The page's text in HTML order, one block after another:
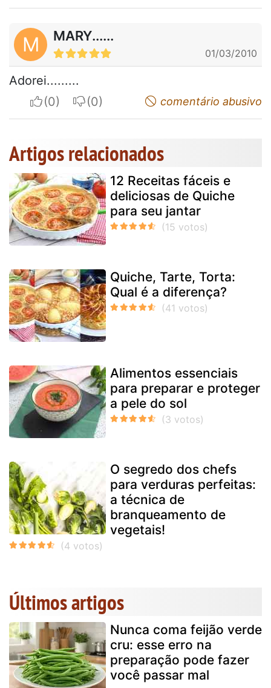
M MARY......
01/03/2010
Adorei.........
I apreciateI do not appreciatecomentário abusivo
Artigos relacionados
12 Receitas fáceis e
deliciosas de Quiche
para seu jantar
Quiche, Tarte, Torta:
Qual é a diferença?
Alimentos essenciais
para preparar e proteger
a pele do sol
O segredo dos chefs
para verduras perfeitas:
a técnica de
branqueamento de
vegetais!
Últimos artigos
Nunca coma feijão verde
cru: esse erro na
preparação pode fazer
você passar mal